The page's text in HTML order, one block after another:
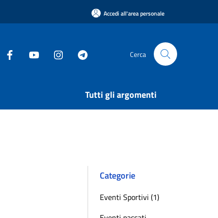
Accedi all'area personale
Cerca
Tutti gli argomenti
Categorie
Eventi Sportivi (1)